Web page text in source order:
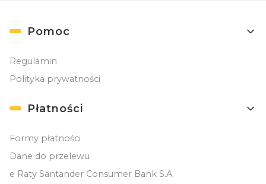
Linki w stopce
Pomoc
Regulamin
Polityka prywatności
Płatności
Formy płatności
Dane do przelewu
e Raty Santander Consumer Bank S.A.